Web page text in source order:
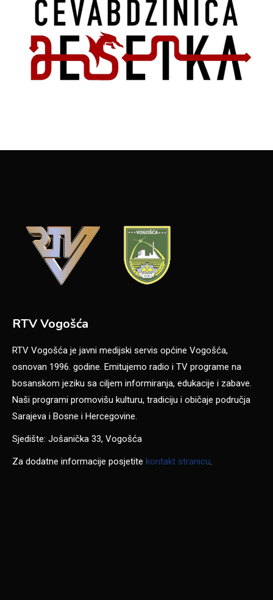
RTV Vogošća
RTV Vogošća je javni medijski servis općine Vogošća,
osnovan 1996. godine. Emitujemo radio i TV programe na
bosanskom jeziku sa ciljem informiranja, edukacije i zabave.
Naši programi promovišu kulturu, tradiciju i običaje područja
Sarajeva i Bosne i Hercegovine.
Sjedište: Jošanička 33, Vogošća
Za dodatne informacije posjetite kontakt stranicu